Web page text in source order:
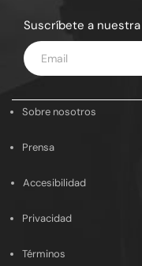
Suscríbete a
Introduce
tu
Sobre nosotros
Prensa
Accesibilidad
Privacidad
Términos